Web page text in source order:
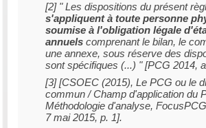
[2] " Les dispositions du présent
s'appliquent à toute personne
soumise à l'obligation légale
annuels comprenant le bilan, le
une annexe, sous réserve des
sont spécifiques (...) " [PCG 2014,
[3] [CSOEC (2015), Le PCG ou le
commun / Champ d'application du
Méthodologie d'analyse,
7 mai 2015, p. 1].